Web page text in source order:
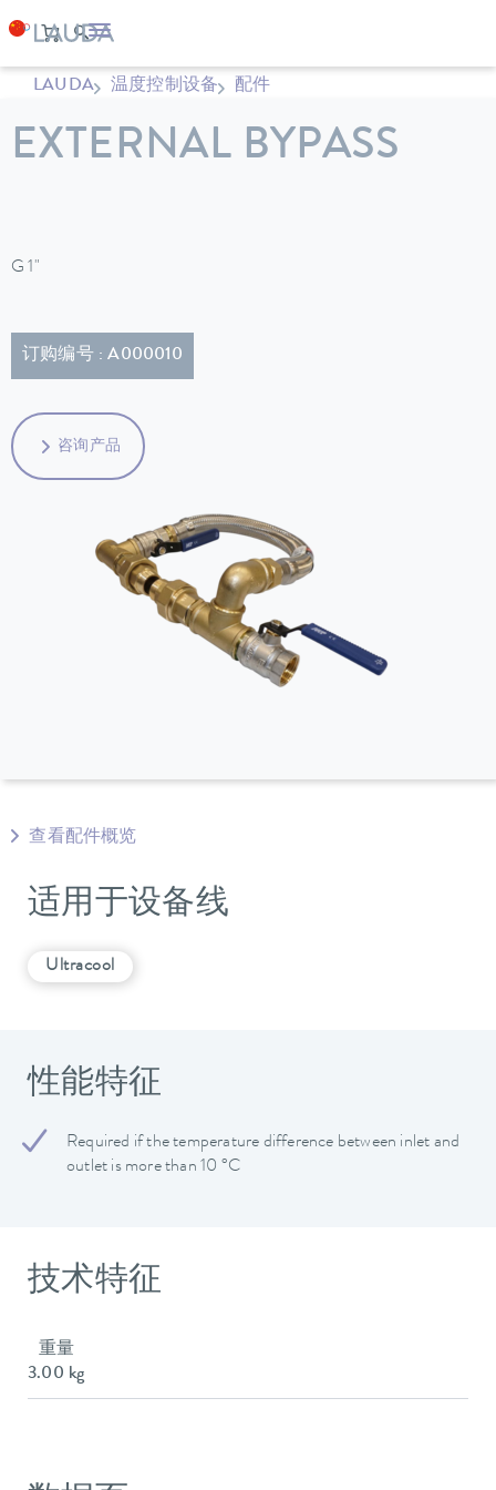
LAUDA 温度控制设备 配件
EXTERNAL BYPASS
G 1"
订购编号 : A000010
咨询产品
查看配件概览
适用于设备线
Ultracool
性能特征
Required if the temperature difference between inlet and
outlet is more than 10 °C
技术特征
重量
3.00 kg